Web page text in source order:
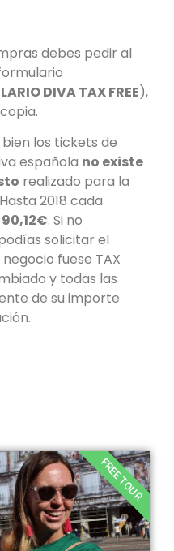
debes pedir al
DIVA TAX FREE),
los tickets de
española no existe
realizado para la
2018 cada
90,12€. Si no
solicitar el
fuese TAX
y todas las
de su importe
FREE TOUR